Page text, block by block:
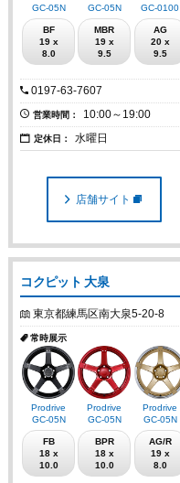
GC-05N
BF
19 x
8.0
GC-05N
MBR
19 x
9.5
GC-0100
AG
20 x
9.5
0197-63-7607
営業時間： 10:00～19:00
定休日： 水曜日
店舗サイト
コクピット 大泉
東京都練馬区南大泉5-20-8
常時展示
Prodrive
GC-05N
FB
18 x
10.0
Prodrive
GC-05N
BPR
18 x
10.0
Prodrive
GC-05N
AG/R
19 x
8.0